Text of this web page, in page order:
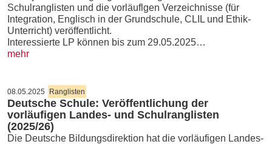
Schulranglisten und die vorläuflgen Verzeichnisse (für
Integration, Englisch in der Grundschule, CLIL und Ethik-
Unterricht) veröffentlicht.
Interessierte LP können bis zum 29.05.2025…
mehr
08.05.2025 Ranglisten
Deutsche Schule: Veröffentlichung der
vorläufigen Landes- und Schulranglisten
(2025/26)
Die Deutsche Bildungsdirektion hat die vorläufigen Landes-